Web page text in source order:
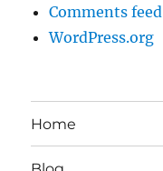
Comments feed
WordPress.org
Home